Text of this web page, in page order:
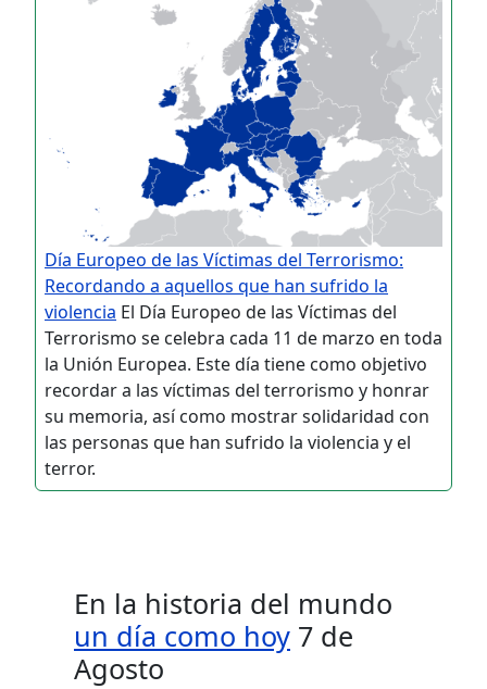
Día Europeo de las Víctimas del Terrorismo:
Recordando a aquellos que han sufrido la
violencia El Día Europeo de las Víctimas del
Terrorismo se celebra cada 11 de marzo en toda
la Unión Europea. Este día tiene como objetivo
recordar a las víctimas del terrorismo y honrar
su memoria, así como mostrar solidaridad con
las personas que han sufrido la violencia y el
terror.
En la historia del mundo
un día como hoy 7 de
Agosto